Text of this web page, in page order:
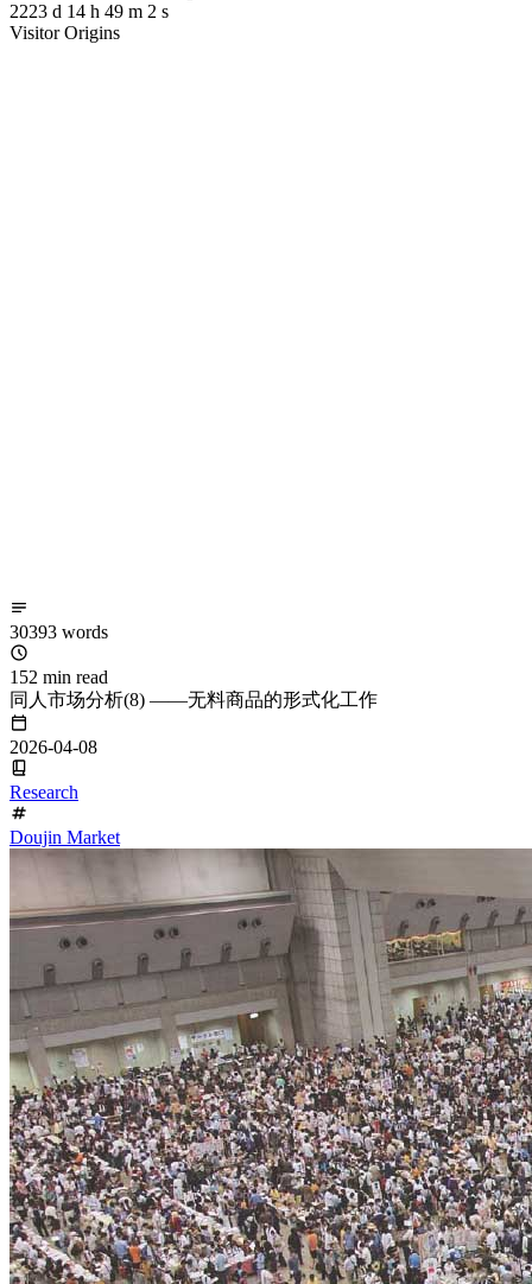
2223 d 14 h 49 m 3 s
Visitor Origins
30393 words
152 min read
同人市场分析(8) ——无料商品的形式化工作
2026-04-08
Research
Doujin Market